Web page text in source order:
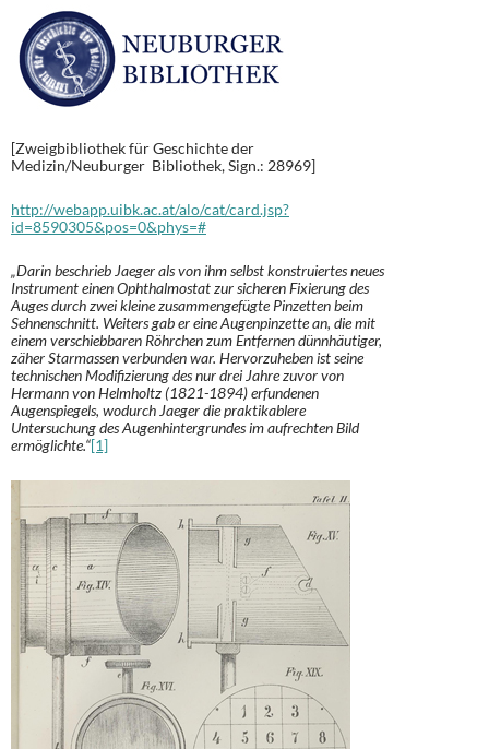
[Zweigbibliothek für Geschichte der
Medizin/Neuburger Bibliothek, Sign.: 28969]
http://webapp.uibk.ac.at/alo/cat/card.jsp?
id=8590305&pos=0&phys=#
„Darin beschrieb Jaeger als von ihm selbst konstruiertes neues
Instrument einen Ophthalmostat zur sicheren Fixierung des
Auges durch zwei kleine zusammengefügte Pinzetten beim
Sehnenschnitt. Weiters gab er eine Augenpinzette an, die mit
einem verschiebbaren Röhrchen zum Entfernen dünnhäutiger,
zäher Starmassen verbunden war. Hervorzuheben ist seine
technischen Modifizierung des nur drei Jahre zuvor von
Hermann von Helmholtz (1821-1894) erfundenen
Augenspiegels, wodurch Jaeger die praktikablere
Untersuchung des Augenhintergrundes im aufrechten Bild
ermöglichte.“[1]